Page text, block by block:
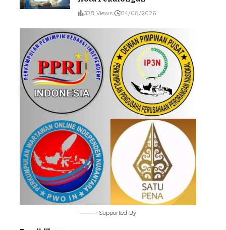
328 Views 04/08/2026
Supported By